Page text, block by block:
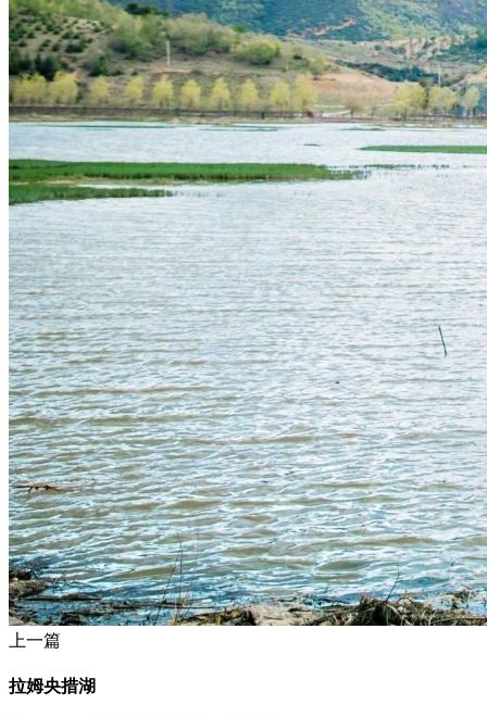
上一篇
拉姆央措湖